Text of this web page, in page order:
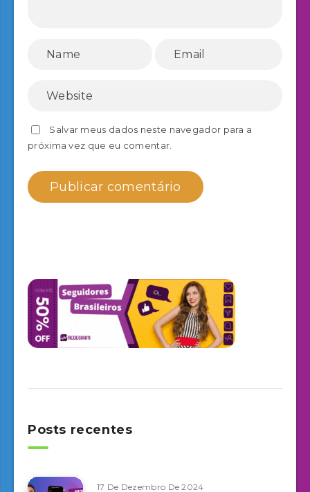
Salvar meus dados neste navegador para a
próxima vez que eu comentar.
Posts recentes
17 De Dezembro De 2024